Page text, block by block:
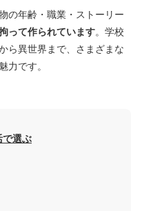
の年齢・職業・ストーリー
って作られています。学校
ら異世界まで、さまざまな
力です。
で選ぶ